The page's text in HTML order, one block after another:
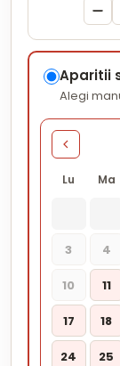
Aparitii
Alegi
Lu Ma
3 4
10 11
17 18
24 25